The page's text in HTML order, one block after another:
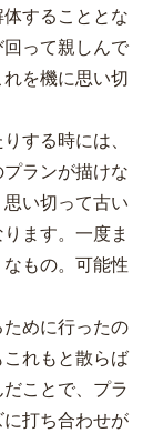
することとな
って親しんで
を機に思い切
する時には、
ランが描けな
い切って古い
ます。一度ま
もの。可能性
めに行ったの
れもと散らば
ことで、プラ
打ち合わせが